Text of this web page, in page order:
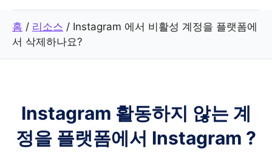
뛰
홈 / 리소스 / Instagram 에서 비활성 계정을 플랫폼에
서 삭제하나요?
Instagram 활동하지 않는 계
정을 플랫폼에서 Instagram ?